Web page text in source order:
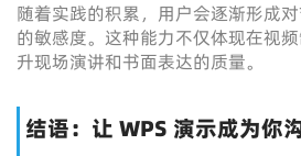
随着实践的积累，用户会逐渐形成
的敏感度。这种能力不仅体现在视
升现场演讲和书面表达的质量。
结语：让 WPS 演示成为你